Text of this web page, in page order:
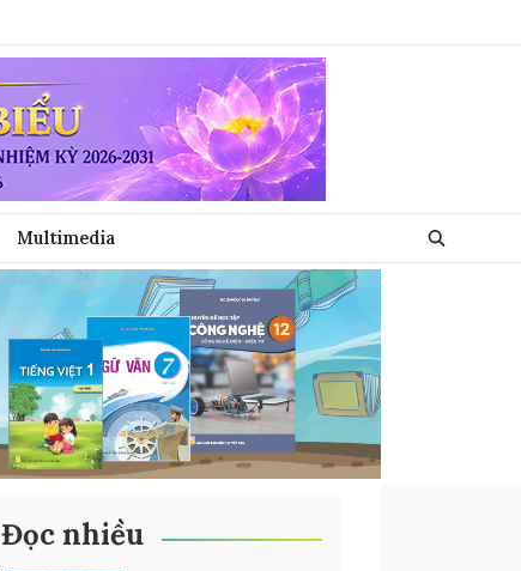
Multimedia
Đọc nhiều